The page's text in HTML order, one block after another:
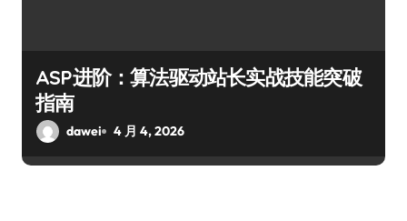
ASP进阶：算法驱动站长实战技能突破
指南
dawei 4 月 4, 2026